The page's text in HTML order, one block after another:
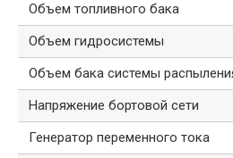
Объем топливного бака
Объем гидросистемы
Объем бака системы
Напряжение бортовой сети
Генератор переменного тока